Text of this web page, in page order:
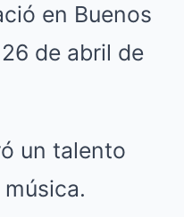
en Buenos
de abril de
un talento